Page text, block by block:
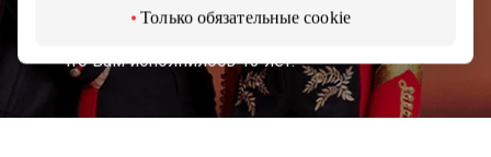
Только обязательные cookie
что вам исполнилось 13 лет.